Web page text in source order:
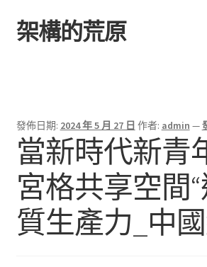
跳
至
跳
至
架構的荒原
發佈日期: 2024 年 5 月 27 日 作者: admin —
當新時代新青
宮格共享空間
質生產力_中